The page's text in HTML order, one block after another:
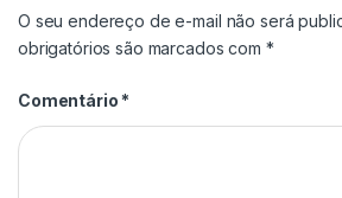
O seu endereço de e-mail não será
obrigatórios são marcados com *
Comentário *